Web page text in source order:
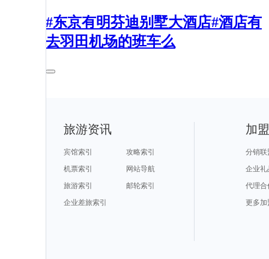
#东京有明芬迪别墅大酒店#酒店有
去羽田机场的班车么
旅游资讯
宾馆索引
攻略索引
机票索引
网站导航
旅游索引
邮轮索引
企业差旅索引
加
分销联
企业礼
代理合
更多加